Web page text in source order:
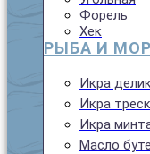
Форель
Хек
РЫБА И
Икра
Икра
Икра
Масло